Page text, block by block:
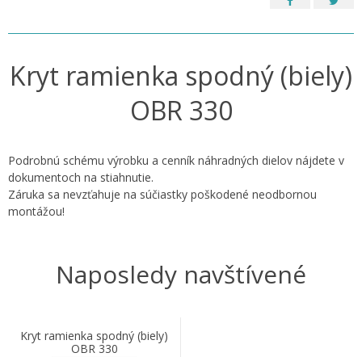
Kryt ramienka spodný (biely)
OBR 330
Podrobnú schému výrobku a cenník náhradných dielov nájdete v
dokumentoch na stiahnutie.
Záruka sa nevzťahuje na súčiastky poškodené neodbornou
montážou!
Naposledy navštívené
Kryt ramienka spodný (biely)
OBR 330